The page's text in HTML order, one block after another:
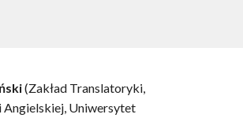
(Zakład Translatoryki,
, Uniwersytet